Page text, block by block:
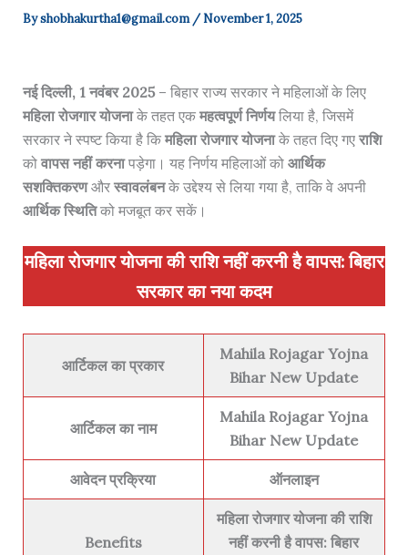
Byshobhakurtha1@gmail.com /November 1, 2025
नई दिल्ली, 1 नवंबर 2025– बिहार राज्य सरकार ने महिलाओं के लिए
महिला रोजगार योजनाके तहत एक महत्वपूर्ण निर्णयलिया है, जिसमें
सरकार ने स्पष्ट किया है कि महिला रोजगार योजनाके तहत दिए गए राशि
को वापस नहीं करनापड़ेगा। यह निर्णय महिलाओं को आर्थिक
सशक्तिकरणऔर स्वावलंबनके उद्देश्य से लिया गया है, ताकि वे अपनी
आर्थिक स्थितिको मजबूत कर सकें।
महिला रोजगार योजना की राशि नहीं करनी है वापस: बिहार
सरकार का नया कदम
आर्टिकल का प्रकार
Mahila Rojagar Yojna
Bihar New Update
आर्टिकल का नाम
Mahila Rojagar Yojna
Bihar New Update
आवेदन प्रक्रिया ऑनलाइन
Benefits
महिला रोजगार योजना की राशि
नहीं करनी है वापस: बिहार